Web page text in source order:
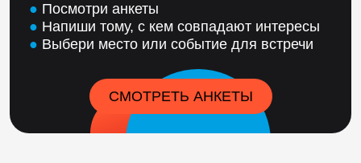
● Посмотри анкеты
● Напиши тому, с кем совпадают интересы
● Выбери место или событие для встречи
СМОТРЕТЬ АНКЕТЫ